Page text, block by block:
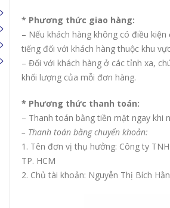
* Phương thức giao hàng:
– Nếu khách hàng không có điều
tiếng đối với khách hàng thuộc khu
– Đối với khách hàng ở các tỉnh xa,
khối lượng của mỗi đơn hàng.
* Phương thức thanh toán:
– Thanh toán bằng tiền mặt ngay khi
– Thanh toán bằng chuyển khoản:
1. Tên đơn vị thụ hưởng: Công ty
TP. HCM
2. Chủ tài khoản: Nguyễn Thị Bích